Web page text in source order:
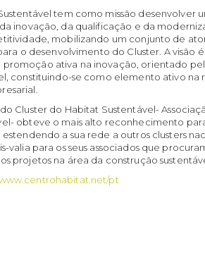
tem como missão desenvolver
inovação, da qualificação e da
mobilizando um conjunto de
o desenvolvimento do Cluster. A visão
ativa na inovação, orientado
constituindo-se como elemento ativo na
Cluster do Habitat Sustentável-
obteve o mais alto reconhecimento
estendendo a sua rede a outros clusters
valia para os seus associados que
projetos na área da construção
pt